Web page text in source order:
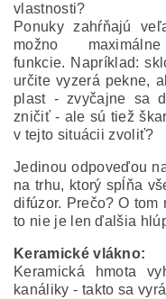
vlastnosti?
Ponuky zahŕňajú
možno
funkcie. Napríklad:
určite vyzerá pekne,
plast - zvyčajne sa
zničiť - ale sú tiež
v tejto situácii zvoliť?
Jedinou odpoveďou
na trhu, ktorý spĺňa
difúzor. Prečo? O
to nie je len ďalšia
Keramické vlákno:
Keramická hmota
kanáliky - takto sa